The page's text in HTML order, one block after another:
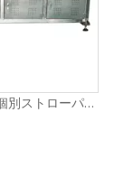
フルオートマチック個別ストローパッキング機LG-58YS